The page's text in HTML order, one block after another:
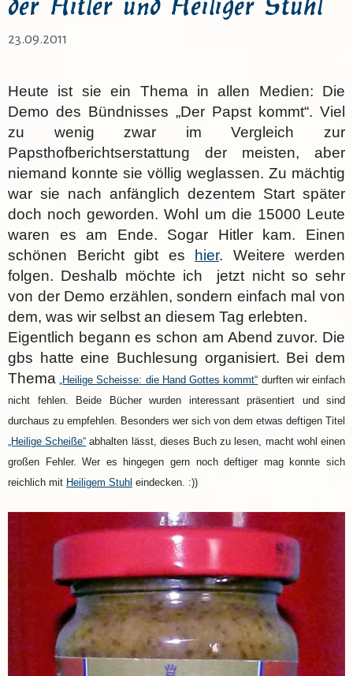
23.09.2011
Heute ist sie ein Thema in allen Medien: Die
Demo des Bündnisses „Der Papst kommt“. Viel
zu wenig zwar im Vergleich zur
Papsthofberichtserstattung der meisten, aber
niemand konnte sie völlig weglassen. Zu mächtig
war sie nach anfänglich dezentem Start später
doch noch geworden. Wohl um die 15000 Leute
waren es am Ende. Sogar Hitler kam. Einen
schönen Bericht gibt es hier. Weitere werden
folgen. Deshalb möchte ich jetzt nicht so sehr
von der Demo erzählen, sondern einfach mal von
dem, was wir selbst an diesem Tag erlebten.
Eigentlich begann es schon am Abend zuvor. Die
gbs hatte eine Buchlesung organisiert. Bei dem
Thema
„Heilige Scheisse: die Hand Gottes kommt“ durften wir einfach
nicht fehlen. Beide Bücher wurden interessant präsentiert und sind
durchaus zu empfehlen. Besonders wer sich von dem etwas deftigen Titel
„Heilige Scheiße“ abhalten lässt, dieses Buch zu lesen, macht wohl einen
großen Fehler. Wer es hingegen gern noch deftiger mag konnte sich
reichlich mit Heiligem Stuhl eindecken. :))